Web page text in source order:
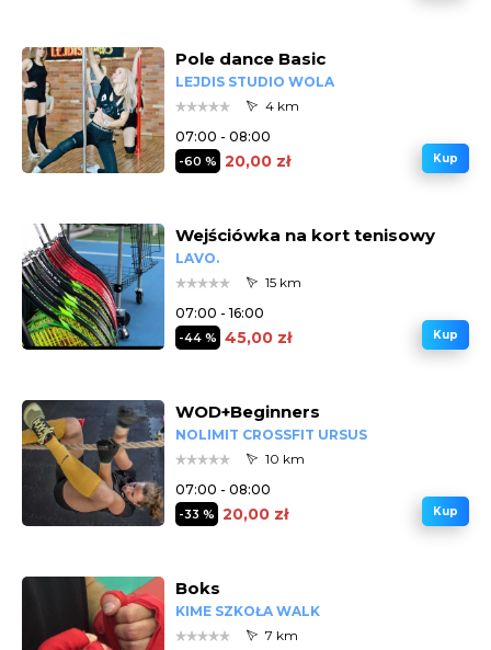
Pole dance Basic
LEJDIS STUDIO WOLA
4 km
07:00 - 08:00
-60 % 20,00 zł Kup
Wejściówka na kort tenisowy
LAVO.
15 km
07:00 - 16:00
-44 % 45,00 zł Kup
WOD+Beginners
NOLIMIT CROSSFIT URSUS
10 km
07:00 - 08:00
-33 % 20,00 zł Kup
Boks
KIME SZKOŁA WALK
7 km